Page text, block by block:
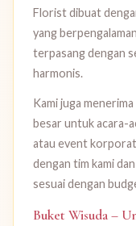
Florist dibuat
yang
terpasang dengan
harmonis.
Kami juga
besar untuk acara-
atau event
dengan tim kami
sesuai dengan
Buket Wisuda –